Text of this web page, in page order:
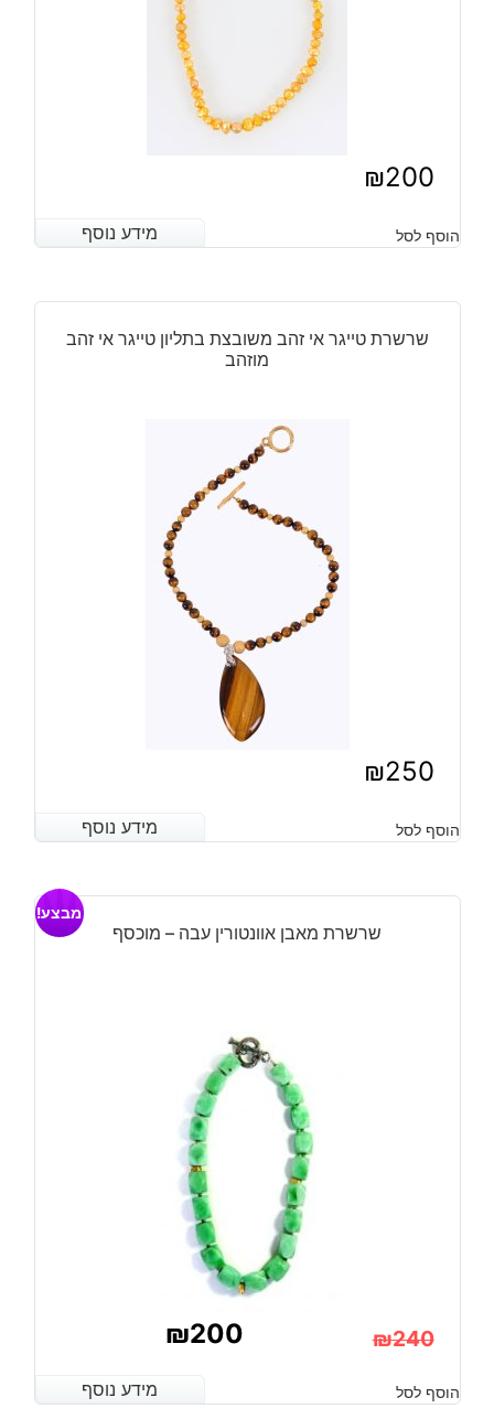
₪200
מידע נוסף הוסף לסל מידע נוסף
שרשרת טייגר אי זהב משובצת בתליון טייגר אי זהב
מוזהב
₪250
מידע נוסף הוסף לסל מידע נוסף
שרשרת מאבן אוונטורין עבה – מוכסף
מבצע!
₪240
המקורי
₪200
הנוכחי
מידע נוסף הוסף לסל מידע נוסף